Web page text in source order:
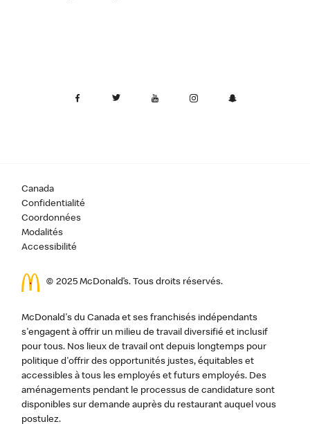
Canada
Confidentialité
Coordonnées
Modalités
Accessibilité
© 2025 McDonald’s. Tous droits réservés.
McDonald's du Canada et ses franchisés indépendants
s'engagent à offrir un milieu de travail diversifié et inclusif
pour tous. Nos lieux de travail ont depuis longtemps pour
politique d'offrir des opportunités justes, équitables et
accessibles à tous les employés et futurs employés. Des
aménagements pendant le processus de candidature sont
disponibles sur demande auprès du restaurant auquel vous
postulez.